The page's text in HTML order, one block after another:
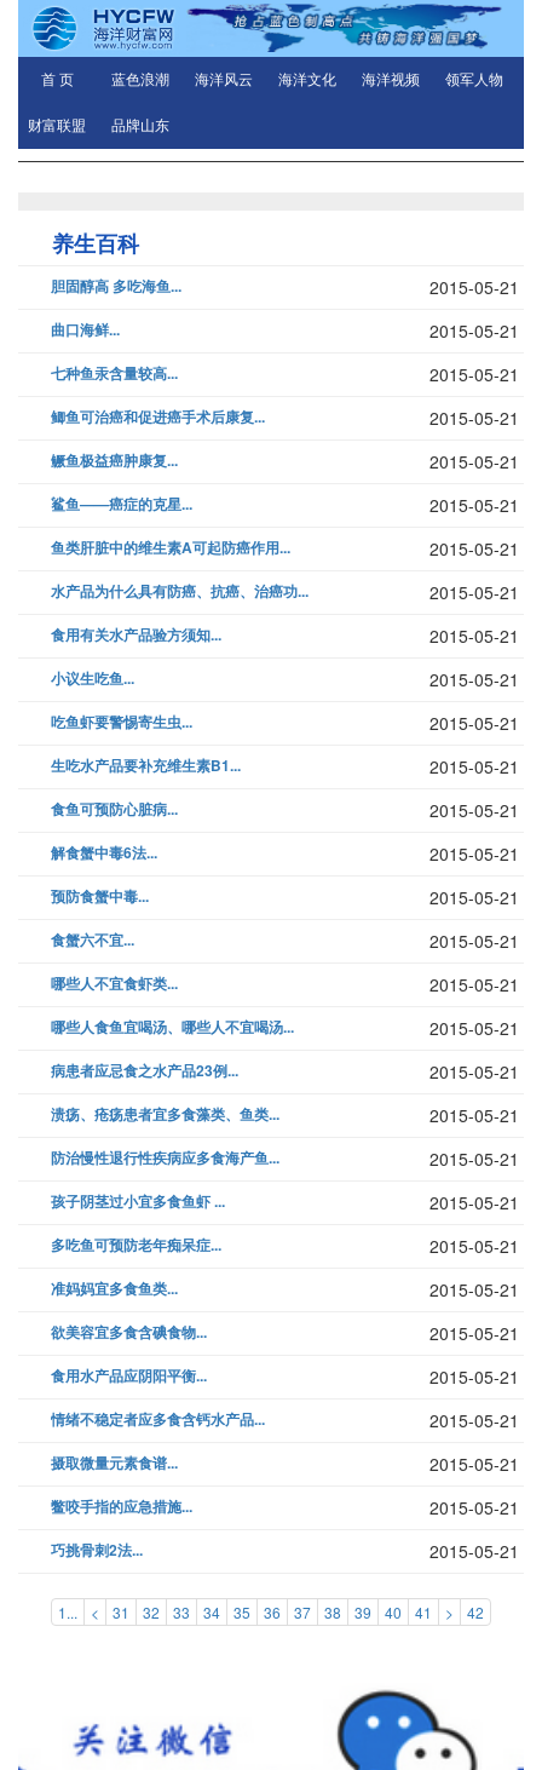
首 页 蓝色浪潮 海洋风云 海洋文化 海洋视频 领军人物
财富联盟 品牌山东
养生百科
胆固醇高 多吃海鱼... 2015-05-21
曲口海鲜... 2015-05-21
七种鱼汞含量较高... 2015-05-21
鲫鱼可治癌和促进癌手术后康复... 2015-05-21
鳜鱼极益癌肿康复... 2015-05-21
鲨鱼——癌症的克星... 2015-05-21
鱼类肝脏中的维生素A可起防癌作用... 2015-05-21
水产品为什么具有防癌、抗癌、治癌功... 2015-05-21
食用有关水产品验方须知... 2015-05-21
小议生吃鱼... 2015-05-21
吃鱼虾要警惕寄生虫... 2015-05-21
生吃水产品要补充维生素B1... 2015-05-21
食鱼可预防心脏病... 2015-05-21
解食蟹中毒6法... 2015-05-21
预防食蟹中毒... 2015-05-21
食蟹六不宜... 2015-05-21
哪些人不宜食虾类... 2015-05-21
哪些人食鱼宜喝汤、哪些人不宜喝汤... 2015-05-21
病患者应忌食之水产品23例... 2015-05-21
溃疡、疮疡患者宜多食藻类、鱼类... 2015-05-21
防治慢性退行性疾病应多食海产鱼... 2015-05-21
孩子阴茎过小宜多食鱼虾 ... 2015-05-21
多吃鱼可预防老年痴呆症... 2015-05-21
准妈妈宜多食鱼类... 2015-05-21
欲美容宜多食含碘食物... 2015-05-21
食用水产品应阴阳平衡... 2015-05-21
情绪不稳定者应多食含钙水产品... 2015-05-21
摄取微量元素食谱... 2015-05-21
鳖咬手指的应急措施... 2015-05-21
巧挑骨刺2法... 2015-05-21
1... < 31 32 33 34 35 36 37 38 39 40 41 > 42